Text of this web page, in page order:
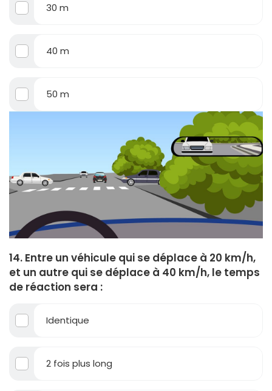
30 m
40 m
50 m
14. Entre un véhicule qui se déplace à 20 km/h,
et un autre qui se déplace à 40 km/h, le temps
de réaction sera :
Identique
2 fois plus long